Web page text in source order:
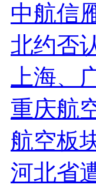
中航信
北约否
上海、
重庆航
航空板
河北省